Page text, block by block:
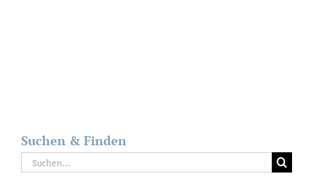
Suchen & Finden
Suche
nach: